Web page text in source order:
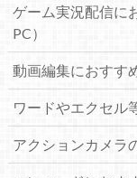
ゲーム実況配信に
PC）
動画編集におすす
ワードやエクセル
アクションカメラ